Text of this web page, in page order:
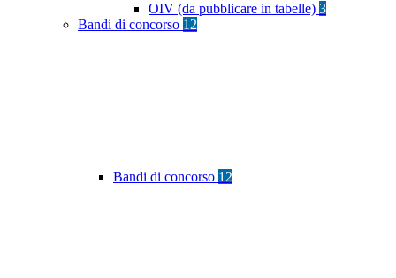
OIV (da pubblicare in tabelle) 3
Bandi di concorso 12
Bandi di concorso 12